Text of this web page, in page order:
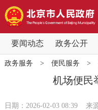
要闻动态 政务公开
要闻动态
党中央精神
政务服务 > 便民服务 >
机场便民
日期：2026-02-03 08:39 来